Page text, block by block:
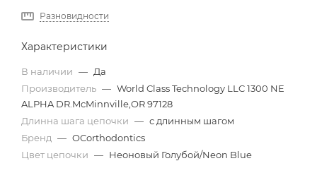
Разновидности
Характеристики
В наличии — Да
Производитель — World Class Technology LLC 1300 NE
ALPHA DR.McMinnville,OR 97128
Длинна шага цепочки — с длинным шагом
Бренд — OCorthodontics
Цвет цепочки — Неоновый Голубой/Neon Blue